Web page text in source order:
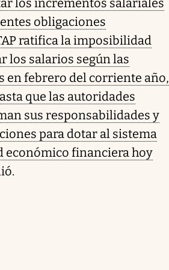
obligaciones
ratifica la imposibilidad
los salarios según las
en febrero del corriente año,
que las autoridades
sus responsabilidades y
para dotar al sistema
económico financiera hoy